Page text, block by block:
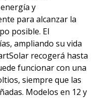
y
para alcanzar la
posible. El
ampliando su vida
recogerá hasta
funcionar con una
siempre que las
Modelos en 12 y